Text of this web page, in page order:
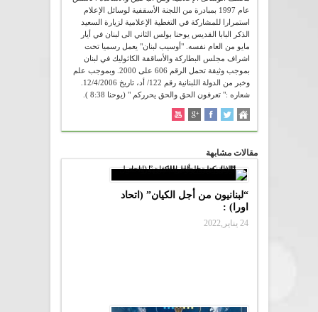
عام 1997 بمبادرة من اللجنة الأسقفية لوسائل الإعلام
استمرارا للمشاركة في التغطية الإعلامية لزيارة السعيد
الذكر البابا القديس يوحنا بولس الثاني الى لبنان في أيار
مايو من العام نفسه. "أوسيب لبنان" يعمل رسميا تحت
اشراف مجلس البطاركة والأساقفة الكاثوليك في لبنان
بموجب وثيقة تحمل الرقم 606 على 2000. وبموجب علم
شعاره :" تعرفون الحق والحق يحرركم " (يوحنا 8:38 ).
مقالات مشابهة
“لبنانيون من أجل الكيان” (اتحاد
اورا) :
24 يناير,2022